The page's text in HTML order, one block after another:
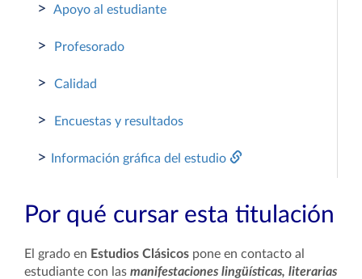
> Apoyo al estudiante
> Profesorado
> Calidad
> Encuestas y resultados
> Información gráfica del estudio
Por qué cursar esta titulación
El grado en Estudios Clásicos pone en contacto al
estudiante con las manifestaciones lingüísticas, literarias